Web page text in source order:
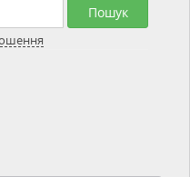
Пошук